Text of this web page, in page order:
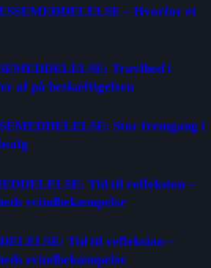
– Hvorfor et
Travlhed i
af på beskæftigelsen
Stor fremgang i
Tid til refleksion –
svindbekæmpelse
Tid til refleksion –
svindbekæmpelse